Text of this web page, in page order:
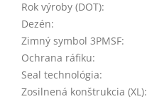
Rok výroby (DOT):
Dezén:
Zimný symbol 3PMSF:
Ochrana ráfiku:
Seal technológia:
Zosilnená konštrukcia (XL):